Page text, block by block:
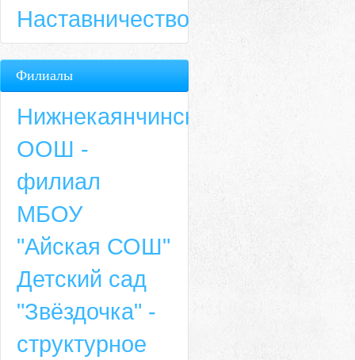
Наставничество
Филиалы
Нижнекаянчинская
ООШ -
филиал
МБОУ
"Айская СОШ"
Детский сад
"Звёздочка" -
структурное